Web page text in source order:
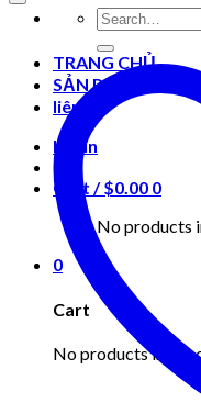
Search
for:
TRANG CHỦ
SẢN PHẨM
liên hệ
Login
Cart /$0.00 0
No products
0
Cart
No products in the